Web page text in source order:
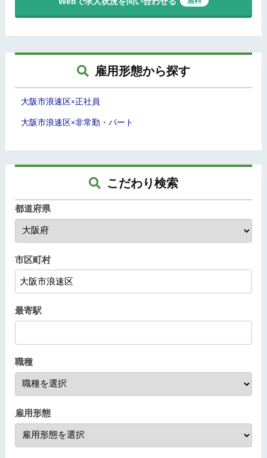
雇用形態から探す
大阪市浪速区×正社員
大阪市浪速区×非常勤・パート
こだわり検索
都道府県
市区町村
最寄駅
職種
雇用形態